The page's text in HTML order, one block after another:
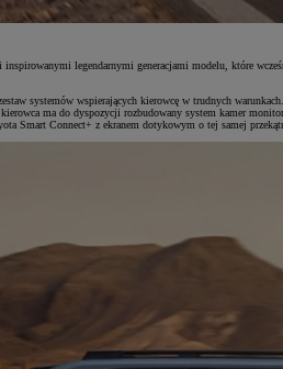
legendarnymi generacjami modelu, które
systemów wspierających kierowcę w trudnych
ma do dyspozycji rozbudowany system kamer
Smart Connect+ z ekranem dotykowym o tej samej